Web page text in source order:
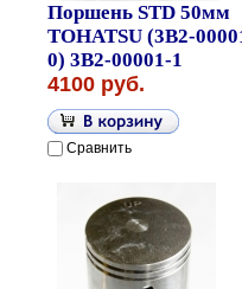
Поршень STD 50мм
TOHATSU (3B2-
0) 3B2-00001-1
4100 руб.
Сравнить